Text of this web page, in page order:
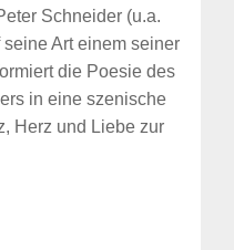
Schneider (u.a.
Art einem seiner
die Poesie des
in eine szenische
Herz und Liebe zur